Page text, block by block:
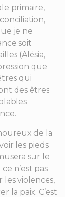
primaire,
je ne
soit
(Alésia,
que
qui
des êtres
de la
les pieds
sur le
n’est pas
violences,
la paix. C’est